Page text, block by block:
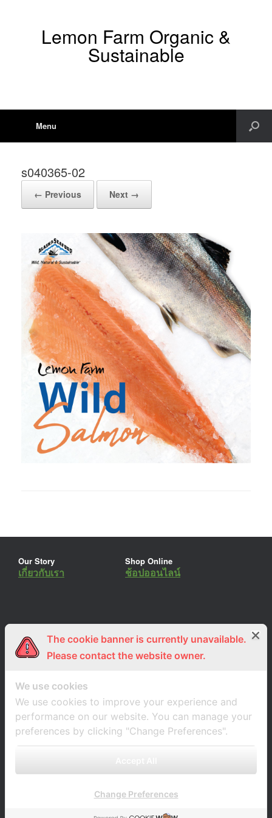
Lemon Farm Organic &
Sustainable
Menu
s040365-02
← Previous Next →
Our Story
เกี่ยวกับเรา
Shop Online
ช้อปออนไลน์
ร่วมงานกับเรา
สมัครงาน
Lemon Farm Cafe
ร้านอาหารอินทรีย์
The cookie banner is currently unavailable.
Please contact the website owner.
We use cookies
We use cookies to improve your experience and
performance on our website. You can manage your
preferences by clicking "Change Preferences".
Change Preferences